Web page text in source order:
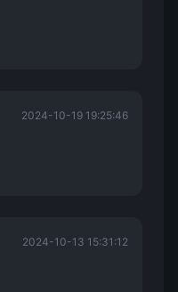
2024-10-19 19:25:46
2024-10-13 15:31:12